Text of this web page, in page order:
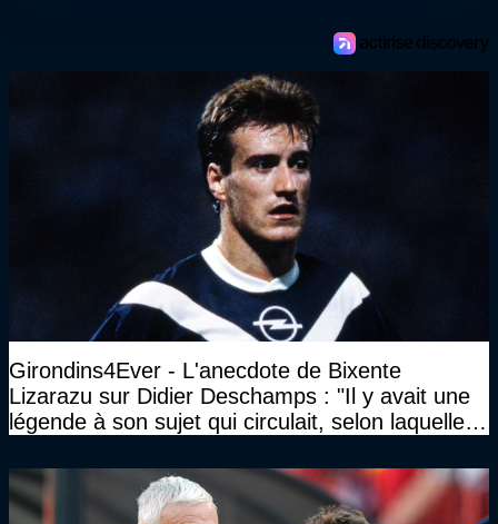
Girondins4Ever - L'anecdote de Bixente
Lizarazu sur Didier Deschamps : "Il y avait une
légende à son sujet qui circulait, selon laquelle il